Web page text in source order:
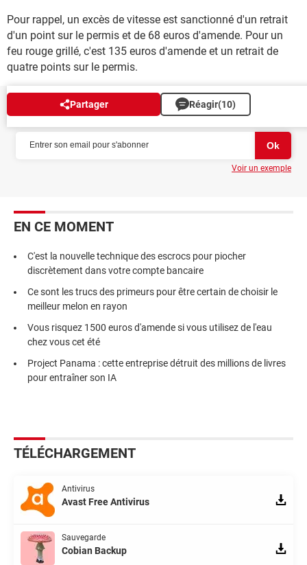
Pour rappel, un excès de vitesse est sanctionné d'un retrait
d'un point sur le permis et de 68 euros d'amende. Pour un
feu rouge grillé, c'est 135 euros d'amende et un retrait de
quatre points sur le permis.
Partager Réagir(10)
NEWSLETTER
Voir un exemple
EN CE MOMENT
C'est la nouvelle technique des escrocs pour piocher
discrètement dans votre compte bancaire
Ce sont les trucs des primeurs pour être certain de choisir le
meilleur melon en rayon
Vous risquez 1500 euros d'amende si vous utilisez de l'eau
chez vous cet été
Project Panama : cette entreprise détruit des millions de livres
pour entraîner son IA
TÉLÉCHARGEMENT
Antivirus
Avast Free Antivirus
Sauvegarde
Cobian Backup